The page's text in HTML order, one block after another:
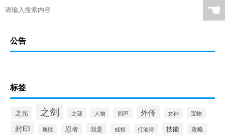
☚
公告
标签
之光 之剑 之谜 人物 回声 外传 女神 宝物
封印 属性 忍者 我是 戒指 打油诗 技能 攻略